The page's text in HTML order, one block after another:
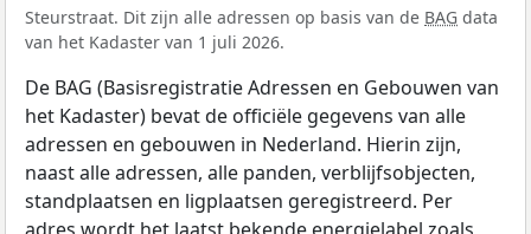
Steurstraat. Dit zijn alle adressen op basis van de BAG data
van het Kadaster van 1 juli 2026.
De BAG (Basisregistratie Adressen en Gebouwen van
het Kadaster) bevat de officiële gegevens van alle
adressen en gebouwen in Nederland. Hierin zijn,
naast alle adressen, alle panden, verblijfsobjecten,
standplaatsen en ligplaatsen geregistreerd. Per